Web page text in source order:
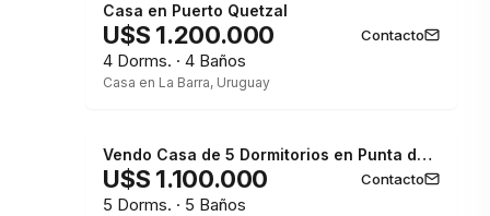
Casa en Puerto Quetzal
U$S 1.200.000 Contacto
4 Dorms. · 4 Baños
Casa en La Barra, Uruguay
Vendo Casa de 5 Dormitorios en Punta del Este
U$S 1.100.000 Contacto
5 Dorms. · 5 Baños